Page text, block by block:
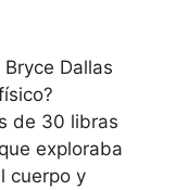
Dallas
de 30 libras
exploraba
cuerpo y